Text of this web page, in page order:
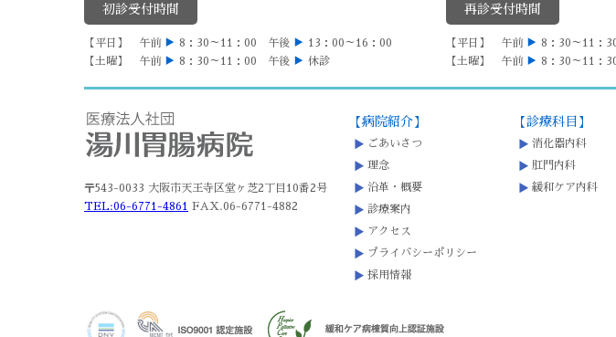
初診受付時間
【平日】 午前▶ 8：30～11：00 午後 ▶ 13：00～16：00
【土曜】 午前▶ 8：30～11：00 午後 ▶ 休診
再診受付時間
【平日】 午前▶ 8：30～11：
【土曜】 午前▶ 8：30～11：
〒543-0033 大阪市天王寺区堂ヶ芝2丁目10番2号
TEL:06-6771-4861
FAX.06-6771-4882
【病院紹介】
ごあいさつ
理念
沿革・概要
診療案内
アクセス
プライバシーポリシー
採用情報
【診療科目】
消化器内科
肛門内科
緩和ケア内科